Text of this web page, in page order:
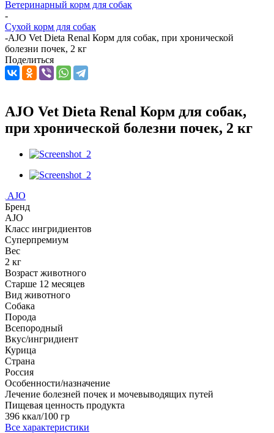
Ветеринарный корм для собак
-
Сухой корм для собак
-AJO Vet Dieta Renal Корм для собак, при хронической
болезни почек, 2 кг
Поделиться
AJO Vet Dieta Renal Корм для собак,
при хронической болезни почек, 2 кг
AJO
Бренд
AJO
Класс ингридиентов
Суперпремиум
Вес
2 кг
Возраст животного
Старше 12 месяцев
Вид животного
Собака
Порода
Всепородный
Вкус/ингридиент
Курица
Страна
Россия
Особенности/назначение
Лечение болезней почек и мочевыводящих путей
Пищевая ценность продукта
396 ккал/100 гр
Все характеристики